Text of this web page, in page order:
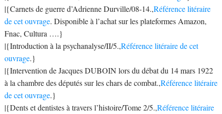
|{Carnets de guerre d’Adrienne Durville/08-14.,Référence litéraire
de cet ouvrage. Disponible à l’achat sur les plateformes Amazon,
Fnac, Cultura ….}
|{Introduction à la psychanalyse/II/5.,Référence litéraire de cet
ouvrage.}
|{Intervention de Jacques DUBOIN lors du débat du 14 mars 1922
à la chambre des députés sur les chars de combat.,Référence litéraire
de cet ouvrage.}
|{Dents et dentistes à travers l’histoire/Tome 2/5.,Référence litéraire